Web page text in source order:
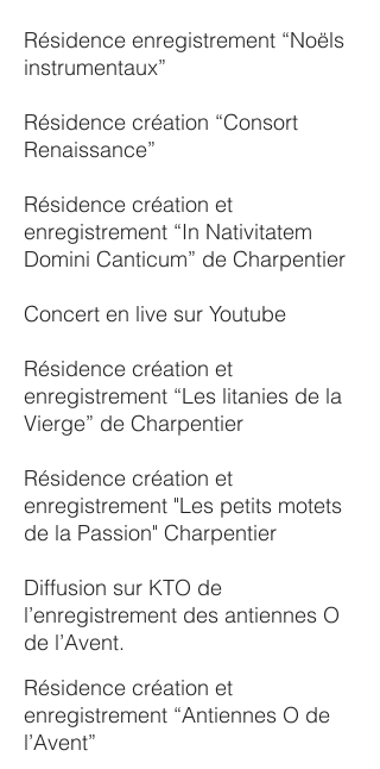
Résidence enregistrement “Noëls
instrumentaux”
Résidence création “Consort
Renaissance”
Résidence création et
enregistrement “In Nativitatem
Domini Canticum” de Charpentier
Concert en live sur Youtube
Résidence création et
enregistrement “Les litanies de la
Vierge” de Charpentier
Résidence création et
enregistrement "Les petits motets
de la Passion" Charpentier
Diffusion sur KTO de
l’enregistrement des antiennes O
de l’Avent.
Résidence création et
enregistrement “Antiennes O de
l’Avent”